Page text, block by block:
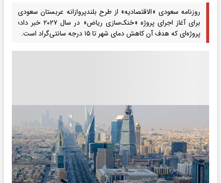
روزنامه سعودی «الاقتصادیه» از طرح بلندپروازانه عربستان سعودی
برای آغاز اجرای پروژه «خنک‌سازی ریاض» در سال ۲۰۲۷ خبر داد؛
پروژه‌ای که هدف آن کاهش دمای شهر تا ۱۵ درجه سانتی‌گراد است.